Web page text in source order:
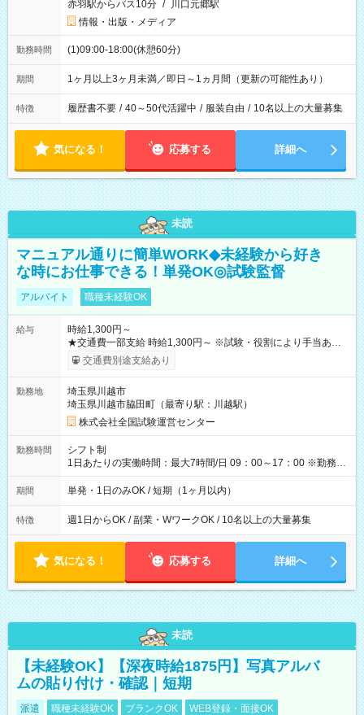
赤羽駅からバス10分 / 川口元郷駅
情報・出版・メディア
勤務時間 (1)09:00-18:00(休憩60分)
期間 1ヶ月以上3ヶ月未満／即日～1ヵ月間（更新の可能性あり）
特徴 履歴書不要 / 40～50代活躍中 / 服装自由 / 10名以上の大量募集
気になる！ 応募する 詳細へ
未読
マニュアル通りに簡単WORK◆未経験から好き
な時にお仕事できる！単発OK◎試験監督
アルバイト 職種未経験OK
給与
時給1,300円～
★交通費一部支給 時給1,300円～ ※試験・役割により手当あり
※勤務回数により昇給あり 【即給（前払い）オプションあ
り！】 希望される場合、勤務から1週間ほどで給与の一部を受け
例】 ・河合塾模擬試験 8:30～17:30（休憩1時間） 時給1,300円
×8時間＝日収10,400円＋交通費 ※当日の役割により時給＋100
円の場合あり ・国家試験 7:00～13:30（休憩なし） 時給1,300
円（役割手当＋100円）×6時間＝日収8,400円＋交通費 【試用期
間】試用期間なし
交通費別途支給あり
勤務地
埼玉県川越市
埼玉県川越市脇田町（最寄り駅：川越駅）
株式会社全国試験運営センター
勤務時間
シフト制
1日あたりの実働時間：最大7時間/日 09：00～17：00 ※勤務時
間は 試験により異なります。
期間 単発・1日のみOK / 短期（1ヶ月以内）
特徴 週1日からOK / 副業・WワークOK / 10名以上の大量募集
気になる！ 応募する 詳細へ
未読
【未経験OK】【深夜時給1875円】写真アルバ
ムの貼り付け・確認｜短期
派遣 職種未経験OK ブランクOK WEB登録・面接OK